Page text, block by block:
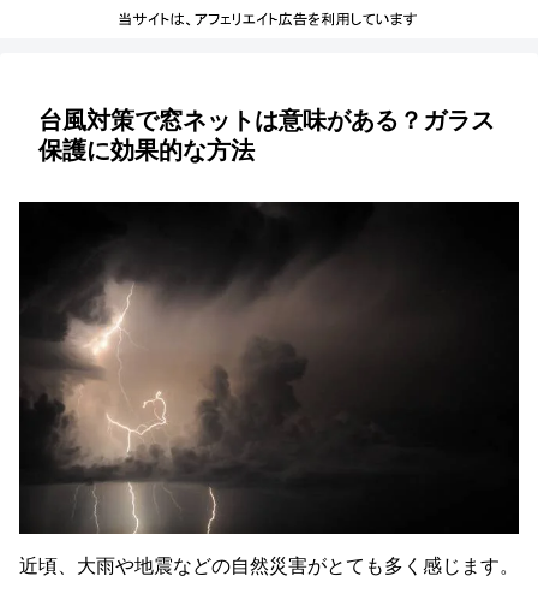
台風対策で窓ネットは意味がある？ガラス
保護に効果的な方法
近頃、大雨や地震などの自然災害がとても多く感じます。